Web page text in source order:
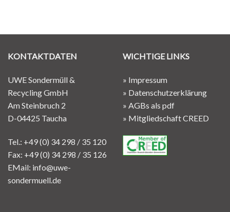
KONTAKTDATEN
UWE Sondermüll &
Recycling GmbH
Am Steinbruch 2
D-04425 Taucha
Tel.: +49 (0) 34 298 / 35 120
Fax: +49 (0) 34 298 / 35 126
EMail: info@uwe-
sondermuell.de
WICHTIGE LINKS
» Impressum
» Datenschutzerklärung
» AGBs als pdf
» Mitgliedschaft CREED